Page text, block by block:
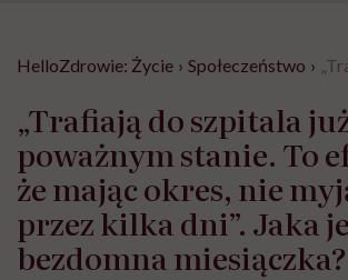
HelloZdrowie: Życie › Społeczeństwo ›
„Trafiają do szpitala
poważnym stanie. To
że mając okres, nie
przez kilka dni”. Jaka
bezdomna miesiączka?